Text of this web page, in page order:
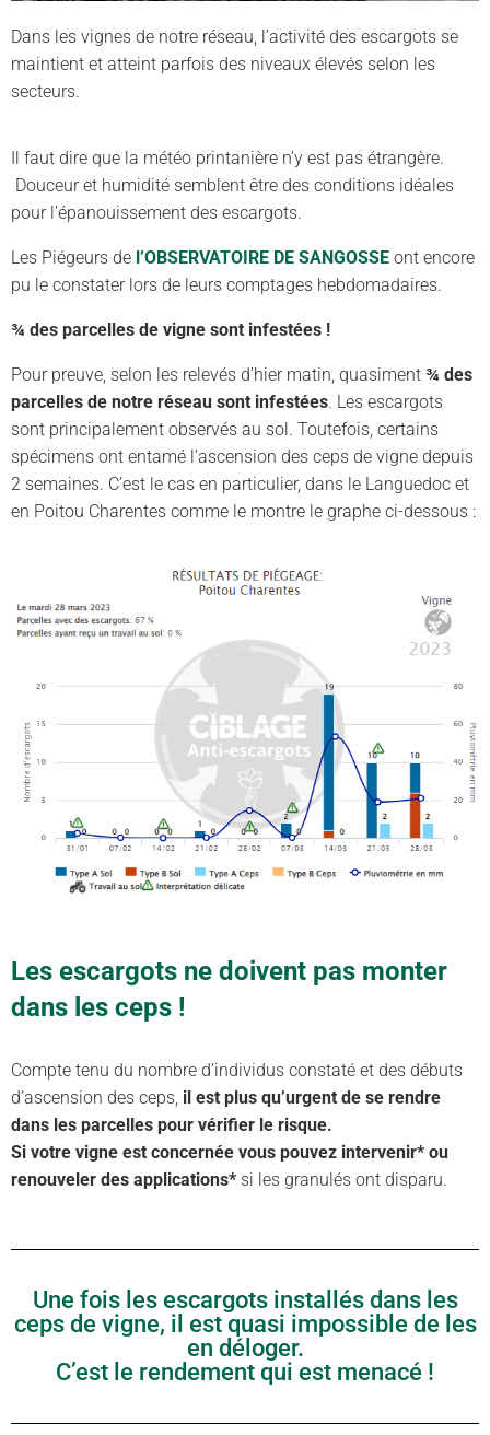
Dans les vignes de notre réseau, l’activité des escargots se
maintient et atteint parfois des niveaux élevés selon les
secteurs.
Il faut dire que la météo printanière n’y est pas étrangère.
Douceur et humidité semblent être des conditions idéales
pour l’épanouissement des escargots.
Les Piégeurs de l’OBSERVATOIRE DE SANGOSSE ont encore
pu le constater lors de leurs comptages hebdomadaires.
¾ des parcelles de vigne sont infestées !
Pour preuve, selon les relevés d’hier matin, quasiment ¾ des
parcelles de notre réseau sont infestées. Les escargots
sont principalement observés au sol. Toutefois, certains
spécimens ont entamé l’ascension des ceps de vigne depuis
2 semaines. C’est le cas en particulier, dans le Languedoc et
en Poitou Charentes comme le montre le graphe ci-dessous :
Les escargots ne doivent pas monter
dans les ceps !
Compte tenu du nombre d’individus constaté et des débuts
d’ascension des ceps, il est plus qu’urgent de se rendre
dans les parcelles pour vérifier le risque.
Si votre vigne est concernée vous pouvez intervenir* ou
renouveler des applications* si les granulés ont disparu.
Une fois les escargots installés dans les
ceps de vigne, il est quasi impossible de les
en déloger.
C’est le rendement qui est menacé !